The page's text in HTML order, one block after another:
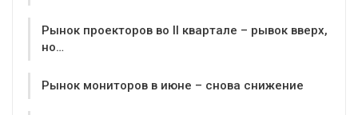
Рынок проекторов во II квартале – рывок вверх,
но…
Рынок мониторов в июне – снова снижение